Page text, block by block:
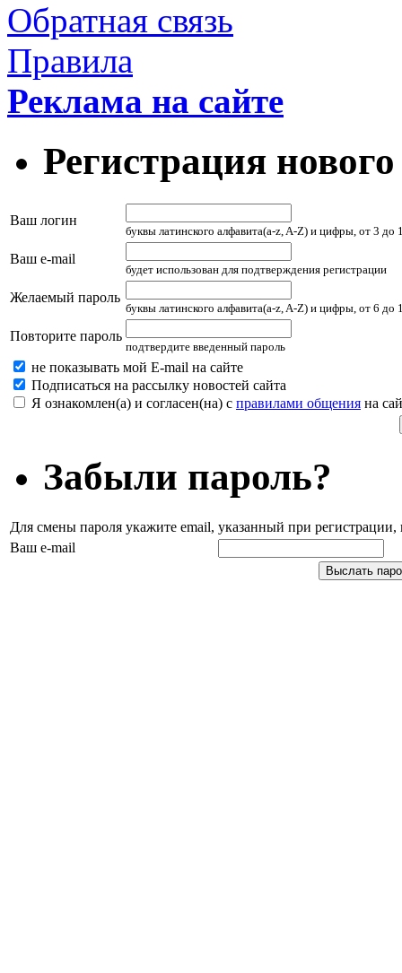
Обратная связь
Правила
Реклама на сайте
Регистрация
Ваш логин
буквы латинского алфавита(a-z, A-Z) и цифры, от 3 до
Ваш e-mail
будет использован для подтверждения регистрации
Желаемый пароль
буквы латинского алфавита(a-z, A-Z) и цифры, от 6 до
Повторите пароль
подтвердите введенный пароль
не показывать мой E-mail на сайте
Подписаться на рассылку новостей сайта
Я ознакомлен(а) и согласен(на) с правилами общения на
Забыли пароль?
Для смены пароля укажите email, указанный при
Ваш e-mail